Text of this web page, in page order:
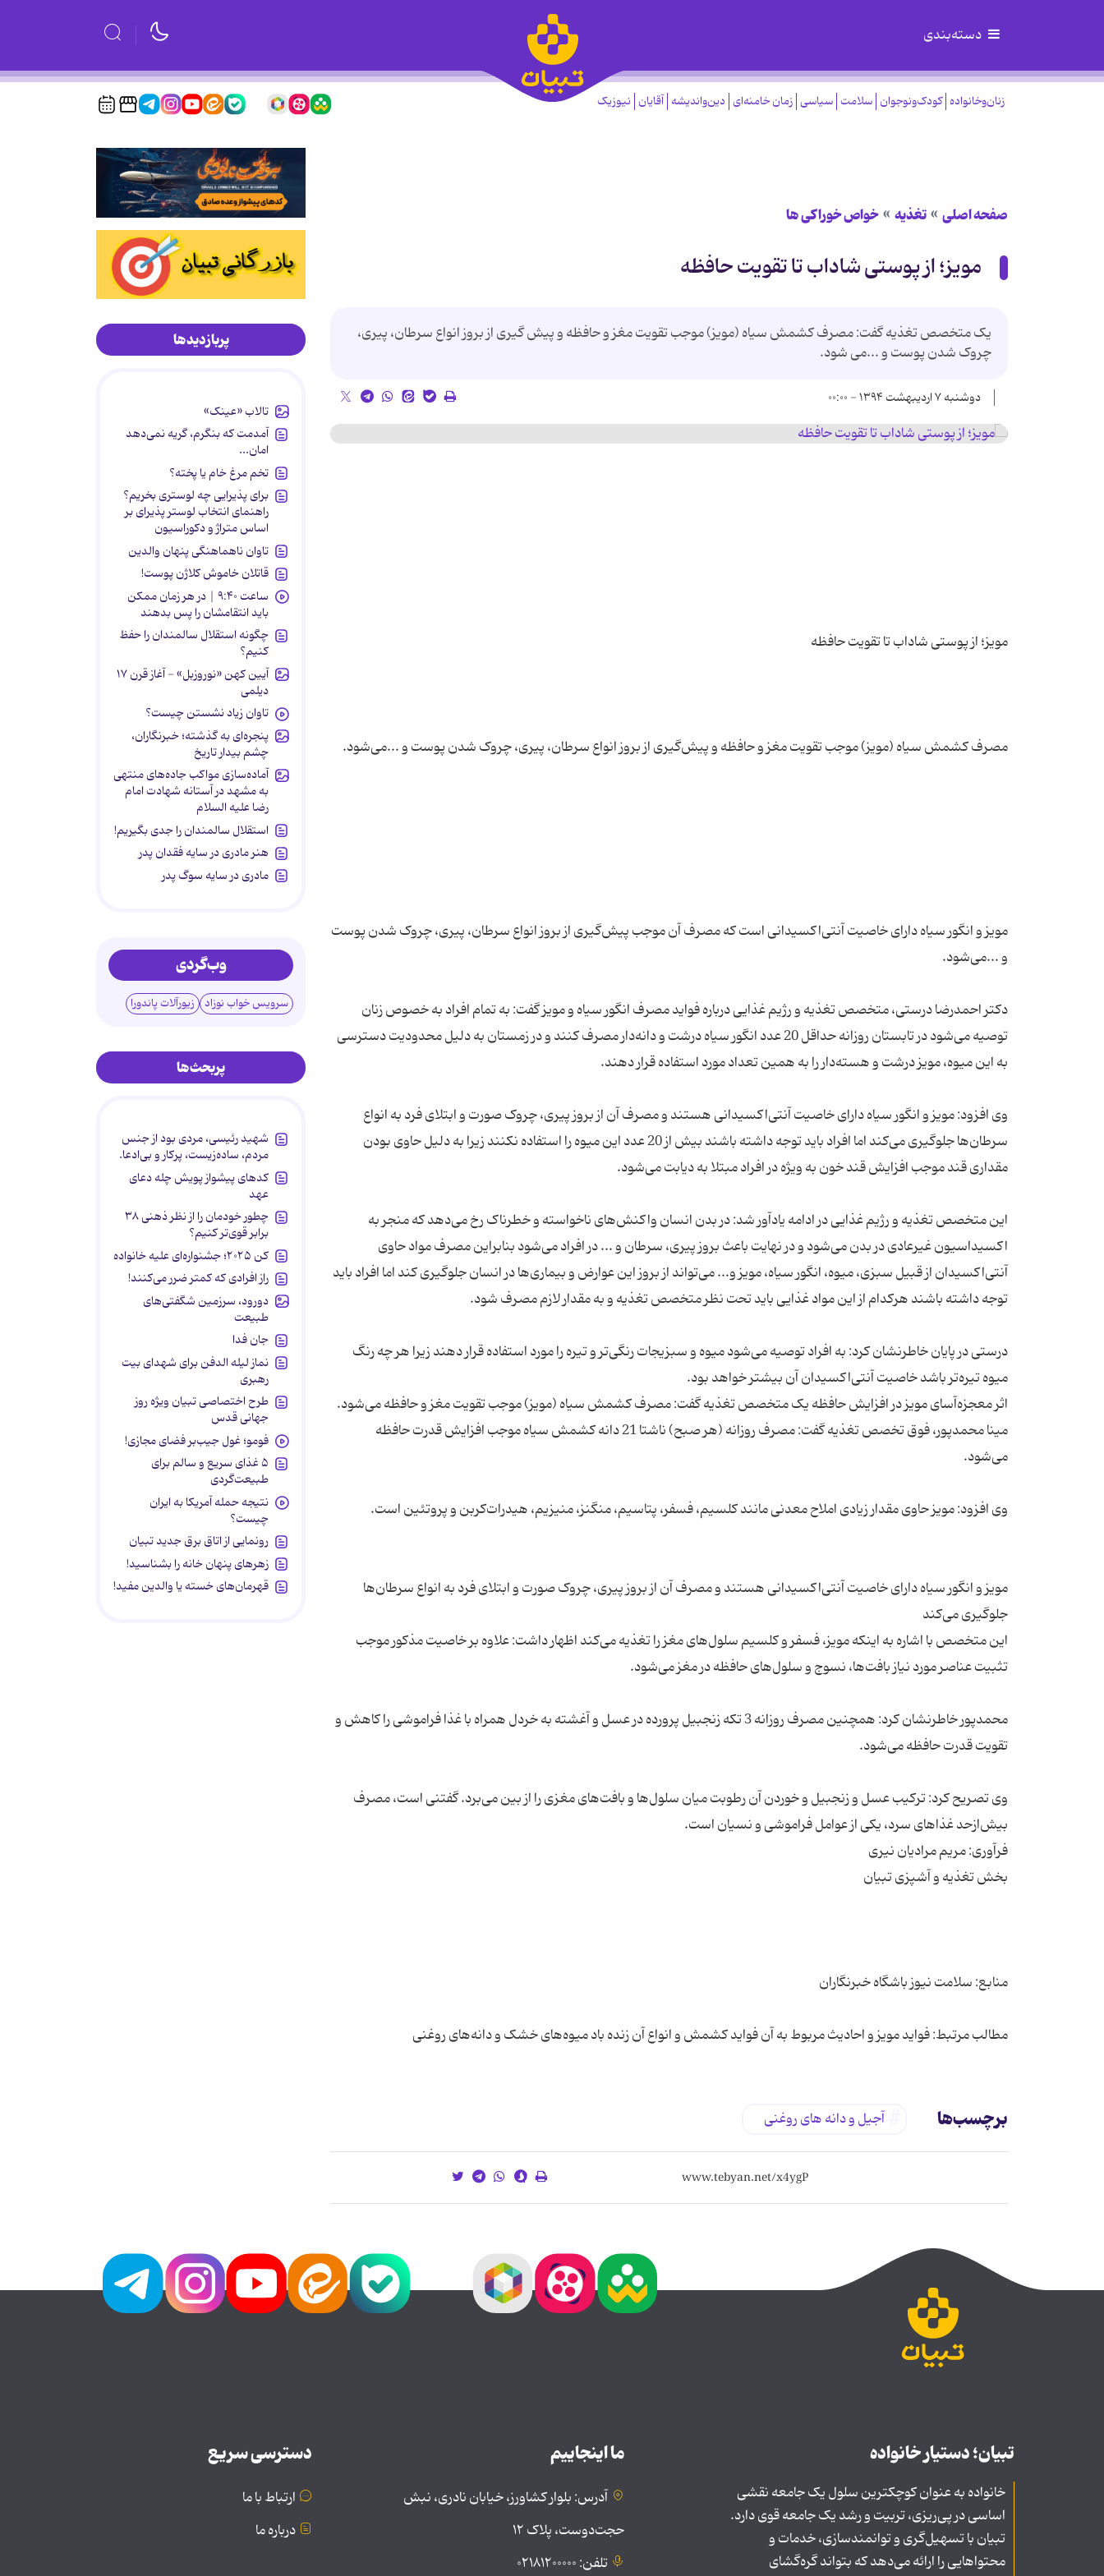
دسته‌بندی
زنان‌وخانواده کودک‌ونوجوان سلامت سیاسی زمان خامنه‌ای دین‌واندیشه آقایان نیوزیک
صفحه اصلی تغذیه خواص خوراكی ها
مویز؛ از پوستی شاداب تا تقویت حافظه
یک متخصص تغذیه گفت: مصرف کشمش سیاه (مویز) موجب تقویت مغز و حافظه و پیش گیری از بروز انواع سرطان، پیری،
چروک شدن پوست و ...می شود.
دوشنبه ۷ اردیبهشت ۱۳۹۴ - ۰۰:۰۰
مویز و انگور سیاه دارای خاصیت آنتی‌اکسیدانی است که مصرف آن موجب پیش‌گیری از بروز انواع سرطان، پیری، چروک شدن پوست
دکتر احمدرضا درستی، متخصص تغذیه و رژیم غذایی درباره فواید مصرف انگور سیاه و مویز گفت: به تمام افراد به خصوص زنان
توصیه می‌شود در تابستان روزانه حداقل 20 عدد انگور سیاه درشت و دانه‌دار مصرف کنند و در زمستان به دلیل محدودیت دسترسی
وی افزود: مویز و انگور سیاه دارای خاصیت آنتی‌اکسیدانی هستند و مصرف آن از بروز پیری، چروک صورت و ابتلای فرد به انواع
سرطان‌ها جلوگیری می‌کند اما افراد باید توجه داشته باشند بیش از 20 عدد این میوه را استفاده نکنند زیرا به دلیل حاوی بودن
این متخصص تغذیه و رژیم غذایی در ادامه یادآور شد: در بدن انسان واکنش‌های ناخواسته و خطرناک رخ می‌دهد که منجر به
اکسیداسیون غیرعادی در بدن می‌شود و در نهایت باعث بروز پیری، سرطان و ... در افراد می‌شود بنابراین مصرف مواد حاوی
آنتی‌اکسیدان از قبیل سبزی، میوه، انگور سیاه، مویز و... می‌تواند از بروز این عوارض و بیماری‌ها در انسان جلوگیری کند اما افراد باید
درستی در پایان خاطرنشان کرد: به افراد توصیه می‌شود میوه و سبزیجات رنگی‌تر و تیره را مورد استفاده قرار دهند زیرا هر چه رنگ
مینا محمدپور، فوق تخصص تغذیه گفت: مصرف روزانه (هر صبح) ناشتا 21 دانه کشمش سیاه موجب افزایش قدرت حافظه
مویز و انگور سیاه دارای خاصیت آنتی‌اکسیدانی هستند و مصرف آن از بروز پیری، چروک صورت و ابتلای فرد به انواع سرطان‌ها
این متخصص با اشاره به اینکه مویز، فسفر و کلسیم سلول‌های مغز را تغذیه می‌کند اظهار داشت: علاوه بر خاصیت مذکور موجب
محمدپور خاطرنشان کرد: همچنین مصرف روزانه 3 تکه زنجبیل پرورده در عسل و آغشته به خردل همراه با غذا فراموشی را کاهش و
وی تصریح کرد: ترکیب عسل و زنجبیل و خوردن آن رطوبت میان سلول‌ها و بافت‌های مغزی را از بین می‌برد. گفتنی است، مصرف
مطالب مرتبط: فواید مویز و احادیث مربوط به آن فواید کشمش و انواع آن زنده باد میوه‌های خشک و دانه‌های روغنی
برچسب‌ها آجیل و دانه های روغنی
پربازدیدها
تالاب «عینک»
آمدمت که بنگرم، گریه نمی‌دهد
امان...
تخم مرغ خام یا پخته؟
برای پذیرایی چه لوستری بخریم؟
راهنمای انتخاب لوستر پذیرای بر
اساس متراژ و دکوراسیون
تاوان ناهماهنگی پنهان والدین
قاتلان خاموش کلاژن پوست!
ساعت ۹:۴۰ | در هر زمان ممکن
باید انتقامشان را پس بدهند
چگونه استقلال سالمندان را حفظ
کنیم؟
آیین کهن «نوروزبل» - آغاز قرن ۱۷
دیلمی
تاوان زیاد نشستن چیست؟
پنجره‌ای به گذشته؛ خبرنگاران،
چشم بیدار تاریخ
آماده‌سازی مواکب جاده‌های منتهی
به مشهد در آستانه شهادت امام
رضا علیه السلام
استقلال سالمندان را جدی بگیریم!
هنر مادری در سایه‌ فقدان پدر
مادری در سایه سوگ پدر
وب‌گردی
سرویس خواب نوزاد زیورآلات پاندورا
پربحث‌ها
شهید رئیسی، مردی بود از جنس
مردم، ساده‌زیست، پرکار و بی‌ادعا.
کدهای پیشواز پویش چله دعای
عهد
چطور خودمان را از نظر ذهنی ۳۸
برابر قوی‌تر کنیم؟
کن ۲۰۲۵؛ جشنواره‌ای علیه خانواده
راز افرادی که کمتر ضرر می‌کنند!
دورود، سرزمین شگفتی‌های
طبیعت
جان فدا
نماز لیله الدفن برای شهدای بیت
رهبری
طرح اختصاصی تبیان ویژه روز
جهانی قدس
فومو؛ غول جیب‌بر فضای مجازی!
۵ غذای سریع و سالم برای
طبیعت‌گردی
نتیجه حمله آمریکا به ایران
چیست؟
رونمایی از اتاق برق جدید تبیان
زهرهای پنهان خانه را بشناسید!
قهرمان‌های خسته یا والدین مفید!
تبیان؛ دستیار خانواده
خانواده به عنوان کوچکترین سلول یک جامعه نقشی
اساسی در پی‌ریزی، تربیت و رشد یک جامعه قوی دارد.
تبیان با تسهیل‌گری و توانمندسازی، خدمات و
محتواهایی را ارائه می‌دهد که بتواند گره‌گشای
ما اینجاییم
آدرس: بلوار کشاورز، خیابان نادری، نبش
حجت‌دوست، پلاک ۱۲
تلفن: ۰۲۱۸۱۲۰۰۰۰۰
دسترسی سریع
ارتباط با ما
درباره ما